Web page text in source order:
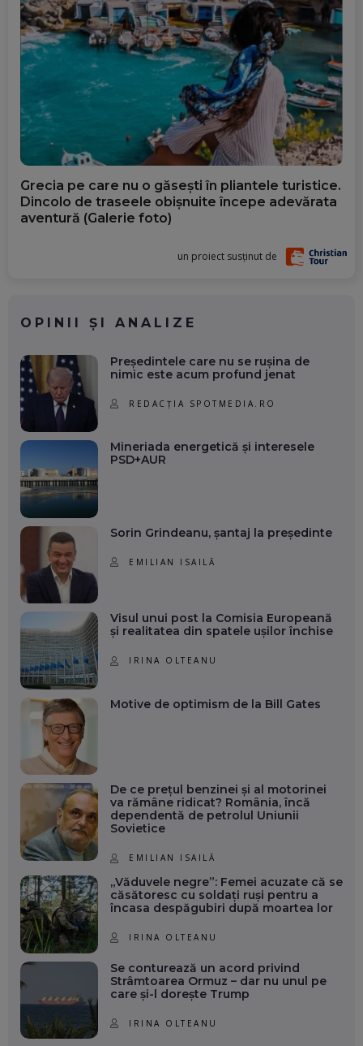
Grecia pe care nu o găsești în pliantele turistice.
Dincolo de traseele obișnuite începe adevărata
aventură (Galerie foto)
un proiect susținut de
OPINII ȘI ANALIZE
Președintele care nu se rușina de
nimic este acum profund jenat
REDACȚIA SPOTMEDIA.RO
Mineriada energetică și interesele
PSD+AUR
Sorin Grindeanu, șantaj la președinte
EMILIAN ISAILĂ
Visul unui post la Comisia Europeană
și realitatea din spatele ușilor închise
IRINA OLTEANU
Motive de optimism de la Bill Gates
De ce prețul benzinei și al motorinei
va rămâne ridicat? România, încă
dependentă de petrolul Uniunii
Sovietice
EMILIAN ISAILĂ
„Văduvele negre”: Femei acuzate că se
căsătoresc cu soldați ruși pentru a
încasa despăgubiri după moartea lor
IRINA OLTEANU
Se conturează un acord privind
Strâmtoarea Ormuz – dar nu unul pe
care și-l dorește Trump
IRINA OLTEANU